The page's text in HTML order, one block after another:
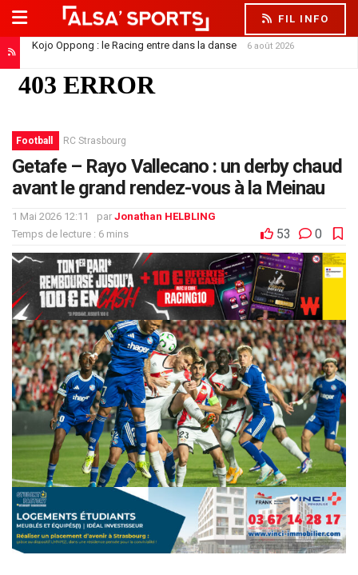
FIL INFO
Kojo Oppong : le Racing entre dans la danse 6 août 2026
Football RC Strasbourg
Getafe – Rayo Vallecano : un derby chaud
avant le grand rendez-vous à la Meinau
1 Mai 2026 12:11 par Jonathan HELBLING
Temps de lecture : 6 mins
53 0